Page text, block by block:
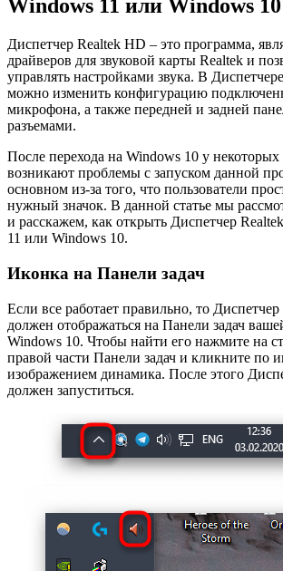
Windows 11 или Windows 10
Диспетчер Realtek HD – это программа,
драйверов для звуковой карты Realtek и
управлять настройками звука. В
можно изменить конфигурацию
микрофона, а также передней и задней
разъемами.
После перехода на Windows 10 у некоторых
возникают проблемы с запуском данной
основном из-за того, что пользователи
нужный значок. В данной статье мы
и расскажем, как открыть Диспетчер
11 или Windows 10.
Иконка на Панели задач
Если все работает правильно, то
должен отображаться на Панели задач
Windows 10. Чтобы найти его нажмите на
правой части Панели задач и кликните по
изображением динамика. После этого
должен запуститься.